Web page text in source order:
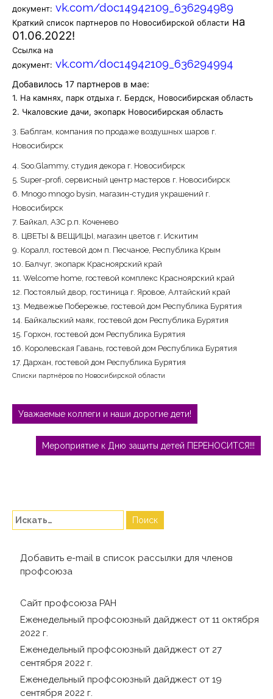
документ: vk.com/doc14942109_636294989
Краткий список партнеров по Новосибирской области на
01.06.2022!
Ссылка на
документ: vk.com/doc14942109_636294994
Добавилось 17 партнеров в мае:
1. На камнях, парк отдыха г. Бердск, Новосибирская область
2. Чкаловские дачи, экопарк Новосибирская область
3. Баблгам, компания по продаже воздушных шаров г.
Новосибирск
4. Soo.Glammy, студия декора г. Новосибирск
5. Super-profi, сервисный центр мастеров г. Новосибирск
6. Mnogo mnogo bysin, магазин-студия украшений г.
Новосибирск
7. Байкал, АЗС р.п. Коченево
8. ЦВЕТЫ & ВЕЩИЦЫ, магазин цветов г. Искитим
9. Коралл, гостевой дом п. Песчаное, Республика Крым
10. Балчуг, экопарк Красноярский край
11. Welcome home, гостевой комплекс Красноярский край
12. Постоялый двор, гостиница г. Яровое, Алтайский край
13. Медвежье Побережье, гостевой дом Республика Бурятия
14. Байкальский маяк, гостевой дом Республика Бурятия
15. Горхон, гостевой дом Республика Бурятия
16. Королевская Гавань, гостевой дом Республика Бурятия
17. Дархан, гостевой дом Республика Бурятия
Списки партнёров по Новосибирской области
по
записям
Уважаемые коллеги и наши дорогие дети!
Мероприятие к Дню защиты детей ПЕРЕНОСИТСЯ!!!
Добавить e-mail в список рассылки для членов
профсоюза
Сайт профсоюза РАН
Еженедельный профсоюзный дайджест от 11 октября
2022 г.
Еженедельный профсоюзный дайджест от 27
сентября 2022 г.
Еженедельный профсоюзный дайджест от 19
сентября 2022 г.